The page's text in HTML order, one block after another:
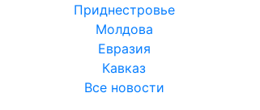
Приднестровье
Молдова
Евразия
Кавказ
Все новости